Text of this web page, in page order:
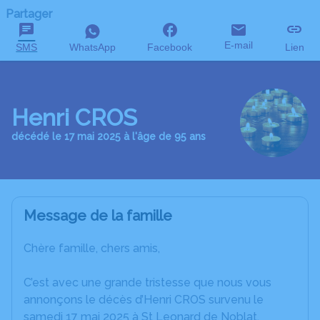
Partager
SMS WhatsApp Facebook E-mail Lien
Henri CROS
décédé le 17 mai 2025 à l'âge de 95 ans
Message de la famille
Chère famille, chers amis,
C’est avec une grande tristesse que nous vous
annonçons le décès d’Henri CROS survenu le
samedi 17 mai 2025 à St Leonard de Noblat.